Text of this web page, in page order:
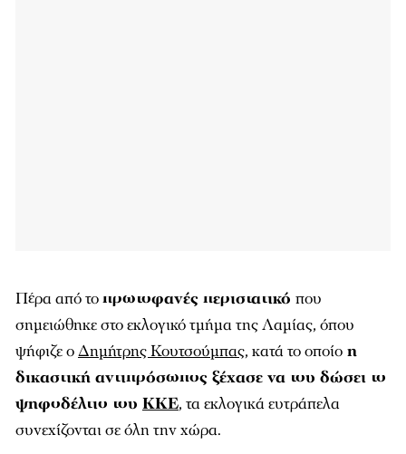
Πέρα από τοπρωτοφανές περιστατικό που
σημειώθηκε στο εκλογικό τμήμα της Λαμίας, όπου
ψήφιζε οΔημήτρης Κουτσούμπας, κατά το οποίο η
δικαστική αντιπρόσωπος ξέχασε να του δώσει το
ψηφοδέλτιο του ΚΚΕ, τα εκλογικά ευτράπελα
συνεχίζονται σε όλη την χώρα.